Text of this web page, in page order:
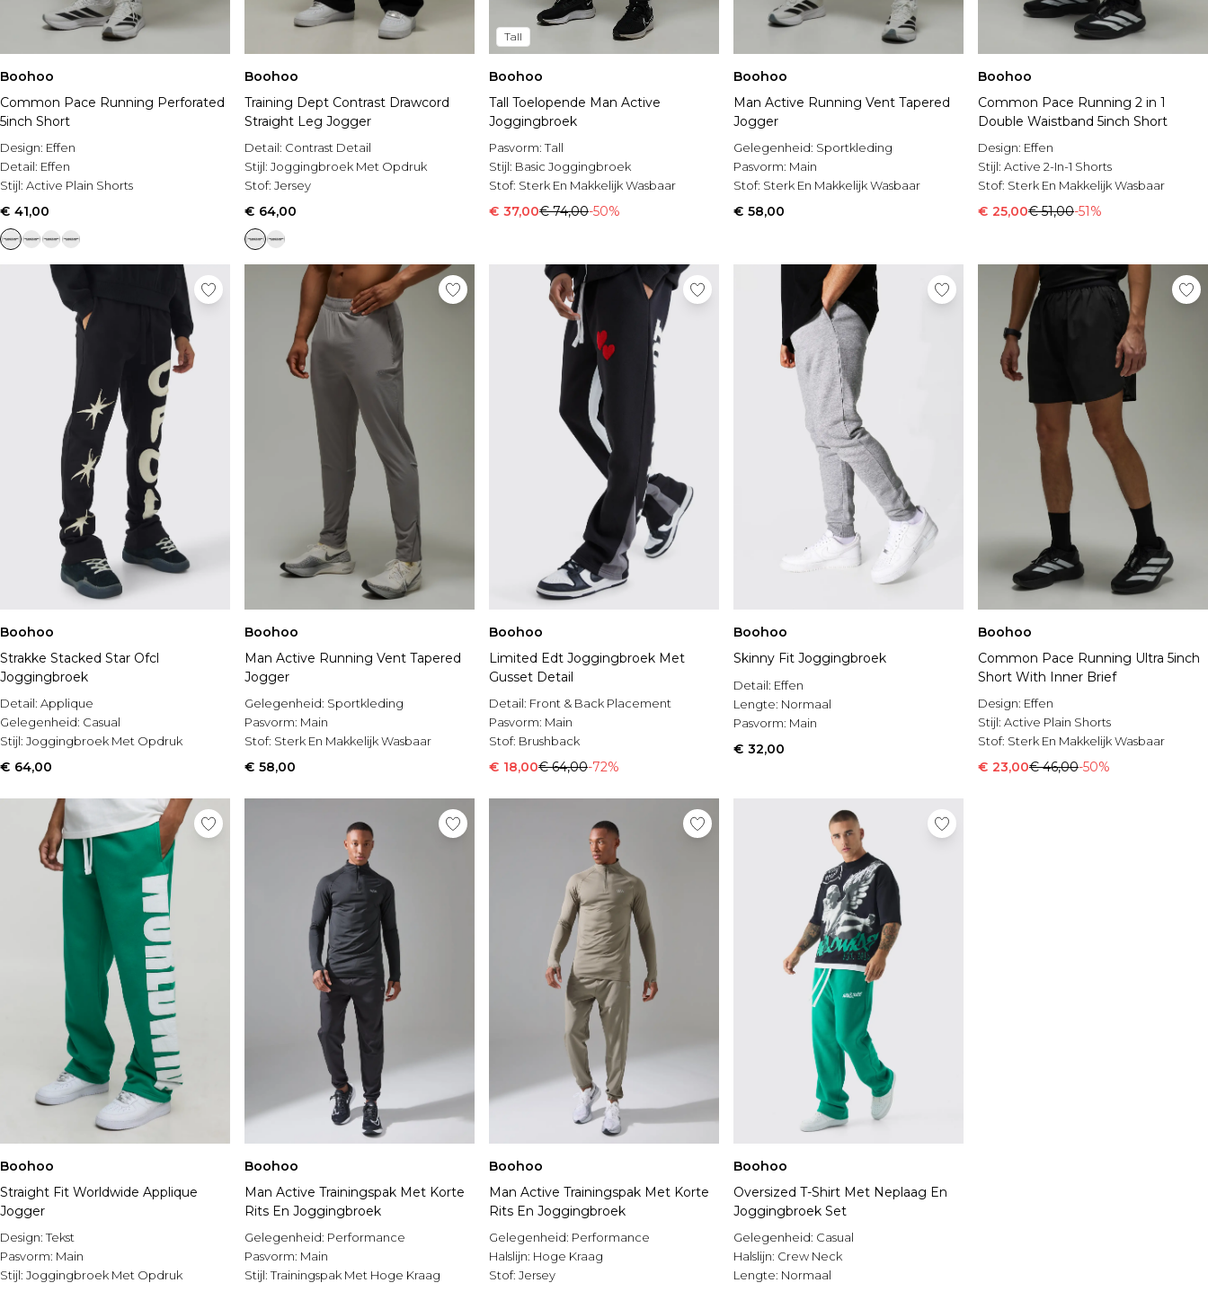
Boohoo
Common Pace Running Perforated
5inch Short
Design: Effen
Detail: Effen
Stijl: Active Plain Shorts
€ 41,00
Boohoo
Training Dept Contrast Drawcord
Straight Leg Jogger
Detail: Contrast Detail
Stijl: Joggingbroek Met Opdruk
Stof: Jersey
€ 64,00
Tall
Boohoo
Tall Toelopende Man Active
Joggingbroek
Pasvorm:Tall
Stijl: Basic Joggingbroek
Stof: Sterk En Makkelijk Wasbaar
€ 37,00€ 74,00-50%
Boohoo
Man Active Running Vent Tapered
Jogger
Gelegenheid: Sportkleding
Pasvorm: Main
Stof: Sterk En Makkelijk Wasbaar
€ 58,00
Boohoo
Common Pace Running 2 in 1
Double Waistband 5inch Short
Design: Effen
Stijl: Active 2-In-1 Shorts
Stof: Sterk En Makkelijk Wasbaar
€ 25,00€ 51,00-51%
Boohoo
Strakke Stacked Star Ofcl
Joggingbroek
Detail: Applique
Gelegenheid: Casual
Stijl: Joggingbroek Met Opdruk
€ 64,00
Boohoo
Man Active Running Vent Tapered
Jogger
Gelegenheid: Sportkleding
Pasvorm: Main
Stof: Sterk En Makkelijk Wasbaar
€ 58,00
Boohoo
Limited Edt Joggingbroek Met
Gusset Detail
Detail: Front & Back Placement
Pasvorm: Main
Stof: Brushback
€ 18,00€ 64,00-72%
Boohoo
Skinny Fit Joggingbroek
Detail: Effen
Lengte: Normaal
Pasvorm: Main
€ 32,00
Boohoo
Common Pace Running Ultra 5inch
Short With Inner Brief
Design: Effen
Stijl: Active Plain Shorts
Stof: Sterk En Makkelijk Wasbaar
€ 23,00€ 46,00-50%
Boohoo
Straight Fit Worldwide Applique
Jogger
Design:Tekst
Pasvorm: Main
Stijl: Joggingbroek Met Opdruk
Boohoo
Man Active Trainingspak Met Korte
Rits En Joggingbroek
Gelegenheid: Performance
Pasvorm: Main
Stijl:Trainingspak Met Hoge Kraag
Boohoo
Man Active Trainingspak Met Korte
Rits En Joggingbroek
Gelegenheid: Performance
Halslijn: Hoge Kraag
Stof: Jersey
Boohoo
Oversized T-Shirt Met Neplaag En
Joggingbroek Set
Gelegenheid: Casual
Halslijn: Crew Neck
Lengte: Normaal